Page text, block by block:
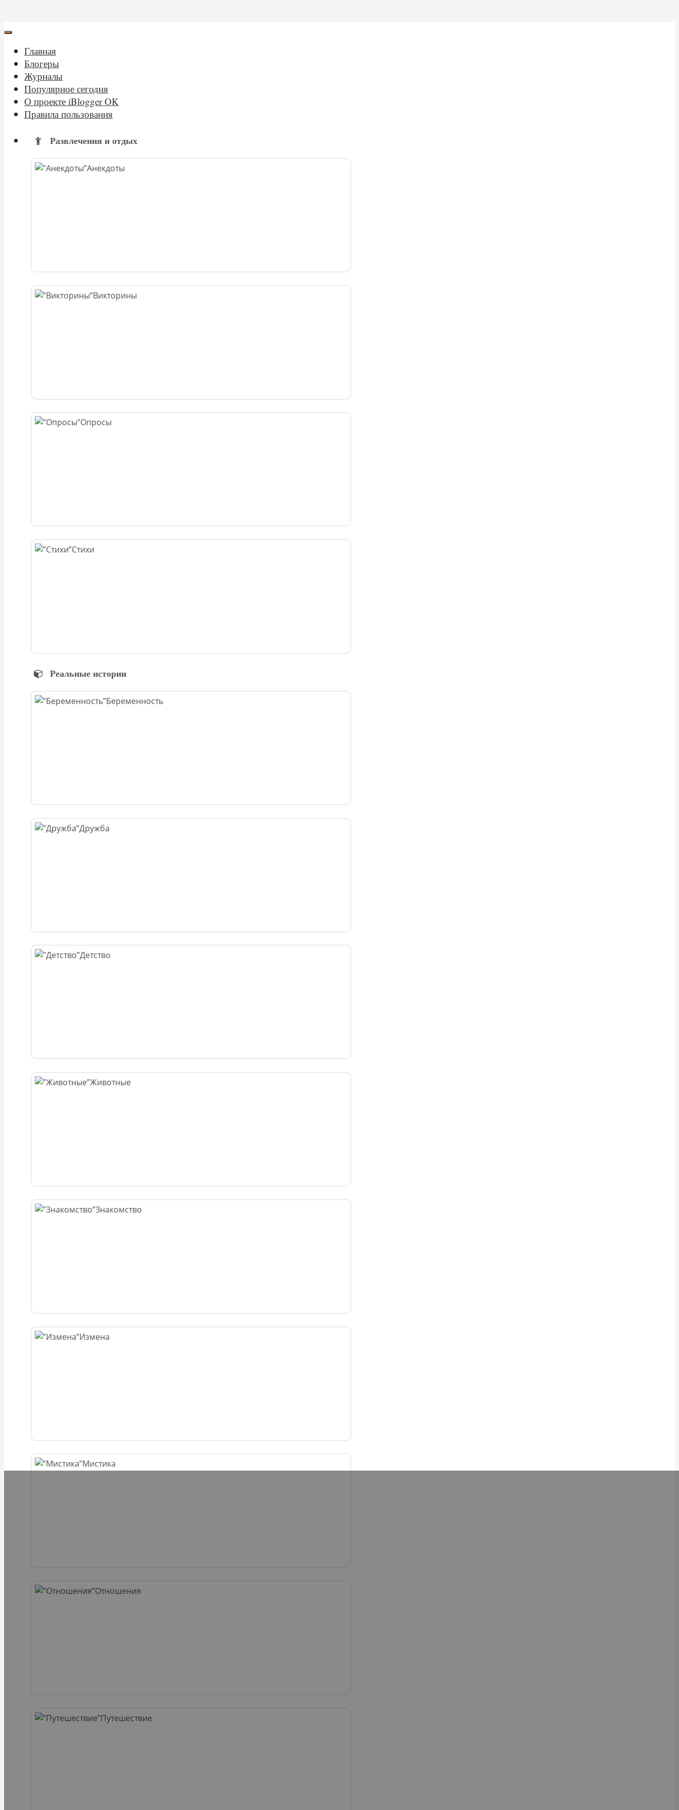
Главная
Блогеры
Журналы
Популярное сегодня
О проекте iBlogger OK
Правила пользования
Развлечения и отдых
Анекдоты
Викторины
Опросы
Стихи
Реальные истории
Беременность
Дружба
Детство
Животные
Знакомство
Измена
Мистика
Отношения
Путешествие